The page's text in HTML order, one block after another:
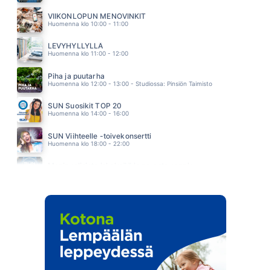
HUHU
05.24
VIIKONLOPUN MENOVINKIT
Huomenna klo 10:00 - 11:00
LEVYHYLLYLLÄ
Huomenna klo 11:00 - 12:00
Piha ja puutarha
Huomenna klo 12:00 - 13:00 - Studiossa: Pinsiön Taimisto
SUN Suosikit TOP 20
Huomenna klo 14:00 - 16:00
SUN Viihteelle -toivekonsertti
Huomenna klo 18:00 - 22:00